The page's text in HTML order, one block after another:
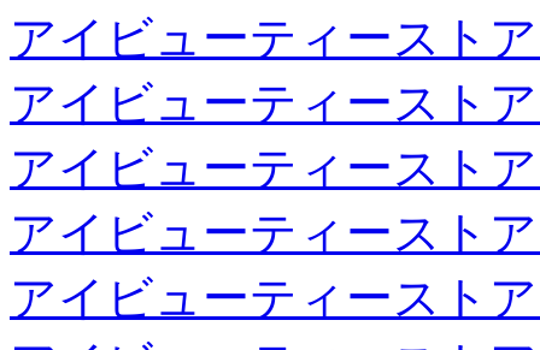
アイビューティースト
アイビューティースト
アイビューティースト
アイビューティースト
アイビューティースト